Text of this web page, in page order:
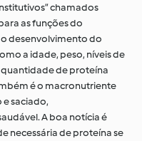
chamados
as funções do
desenvolvimento do
a idade, peso, níveis de
de proteína
é o macronutriente
e saciado,
A boa notícia é
necessária de proteína se